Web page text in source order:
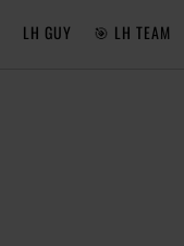
LH GUY 🎯 LH TEAM